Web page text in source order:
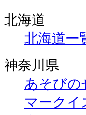
北海道
北海道一
神奈川県
あそびの
マークイ